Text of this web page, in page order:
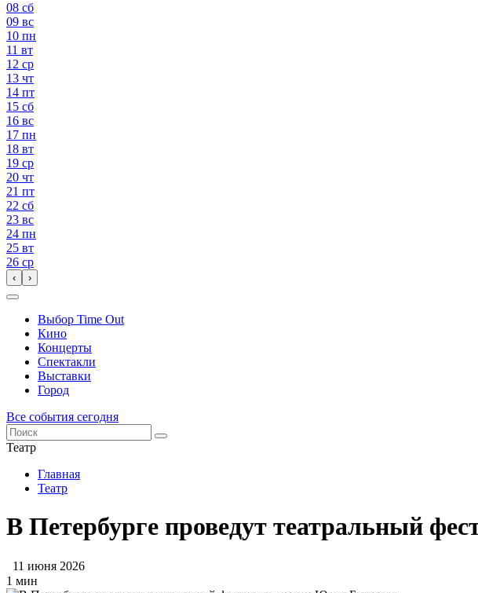
08 сб
09 вс
10 пн
11 вт
12 ср
13 чт
14 пт
15 сб
16 вс
17 пн
18 вт
19 ср
20 чт
21 пт
22 сб
23 вс
24 пн
25 вт
26 ср
‹ ›
Выбор Time Out
Кино
Концерты
Спектакли
Выставки
Город
Все события сегодня
Театр
Главная
Театр
В Петербурге проведут театральный
11 июня 2026
1 мин